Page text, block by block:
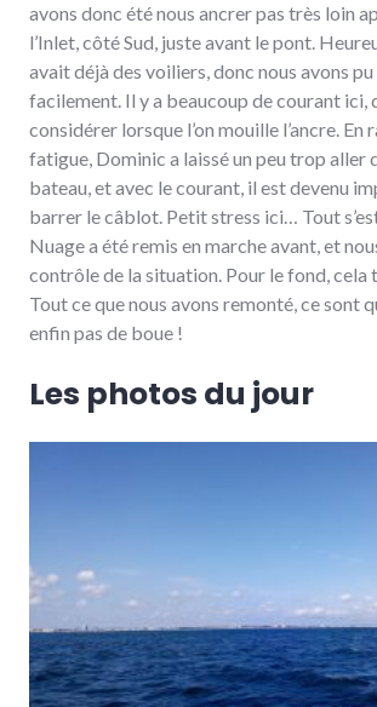
avons donc été nous ancrer pas très loin
l’Inlet, côté Sud, juste avant le pont.
avait déjà des voiliers, donc nous avons pu
facilement. Il y a beaucoup de courant ici,
considérer lorsque l’on mouille l’ancre. En
fatigue, Dominic a laissé un peu trop aller
bateau, et avec le courant, il est devenu
barrer le câblot. Petit stress ici… Tout
Nuage a été remis en marche avant, et
contrôle de la situation. Pour le fond, cela
Tout ce que nous avons remonté, ce sont
enfin pas de boue !
Les photos du jour